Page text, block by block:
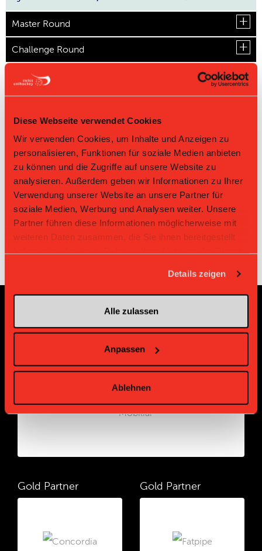
Diese Webseite verwendet Cookies
Wir verwenden Cookies, um Inhalte und Anzeigen zu
personalisieren, Funktionen für soziale Medien anbieten
zu können und die Zugriffe auf unsere Website zu
analysieren. Außerdem geben wir Informationen zu Ihrer
Verwendung unserer Website an unsere Partner für
soziale Medien, Werbung und Analysen weiter. Unsere
Partner führen diese Informationen möglicherweise mit
weiteren Daten zusammen, die Sie ihnen bereitgestellt
Details zeigen
Alle zulassen
Anpassen
Ablehnen
Master Round
Challenge Round
Direktbegegnungen
14.09.2025 13:35
Fonds
Berner
Oberland III
24.11.2024 14:30
Oberland III
UHC La
Chaux-de-
9:0
03.12.2023 09:00
UHC La Chaux-de-
Berner
Oberland III
1:4
Sponsoren und Partner
Gold Partner Gold Partner